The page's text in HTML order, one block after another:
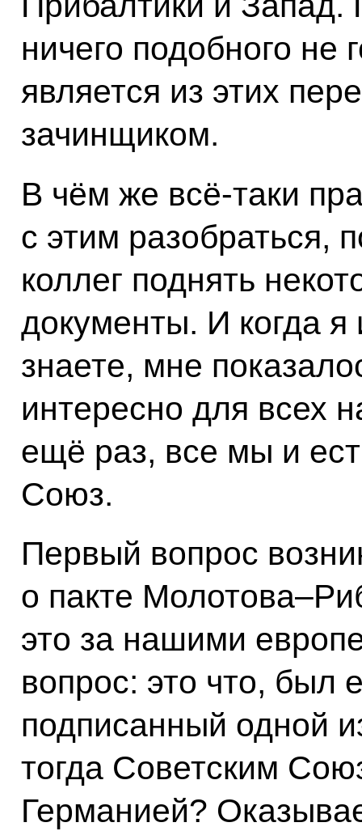
ничего подобного не
является из этих
зачинщиком.
В чём же всё‑таки
с этим разобраться,
коллег поднять
документы. И когда я
знаете, мне
интересно для всех
ещё раз, все мы и
Союз.
Первый вопрос
о пакте
это за нашими
вопрос: это что, был
подписанный одной
тогда Советским
Германией?